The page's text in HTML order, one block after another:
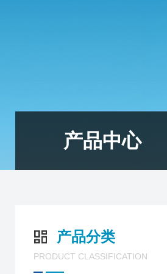
产品中心
产品分类
PRODUCT CLASSIFICATION